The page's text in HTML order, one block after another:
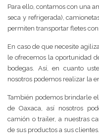
Para ello, contamos con una
seca y refrigerada),
permiten transportar fletes
En caso de que necesite
le ofrecemos la oportunidad
bodegas. Así, en cuanto
nosotros podemos realizar la
También podemos brindarle
de Oaxaca, así nosotros
camión o trailer, a nuestras
de sus productos a sus clientes.